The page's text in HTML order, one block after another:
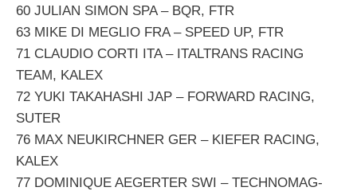
60 JULIAN SIMON SPA – BQR, FTR
63 MIKE DI MEGLIO FRA – SPEED UP, FTR
71 CLAUDIO CORTI ITA – ITALTRANS RACING
TEAM, KALEX
72 YUKI TAKAHASHI JAP – FORWARD RACING,
SUTER
76 MAX NEUKIRCHNER GER – KIEFER RACING,
KALEX
77 DOMINIQUE AEGERTER SWI – TECHNOMAG-